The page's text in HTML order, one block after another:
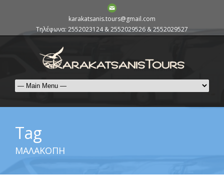
karakatsanis.tours@gmail.com
Τηλέφωνα: 2552023124 & 2552029526 & 2552029527
Tag
ΜΑΛΑΚΟΠΗ